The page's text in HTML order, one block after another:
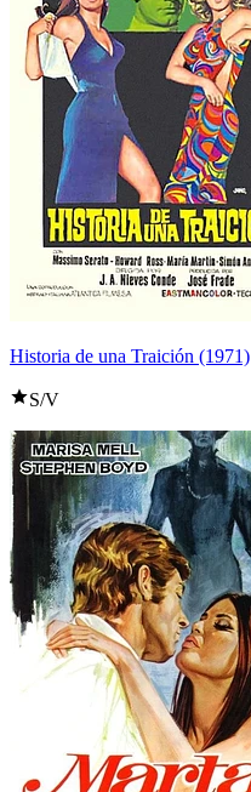
Historia de una Traición (1971)
S/V